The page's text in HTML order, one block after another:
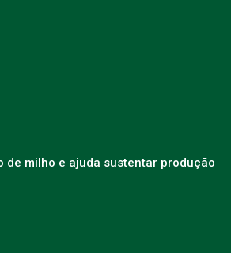
de milho e ajuda sustentar produção